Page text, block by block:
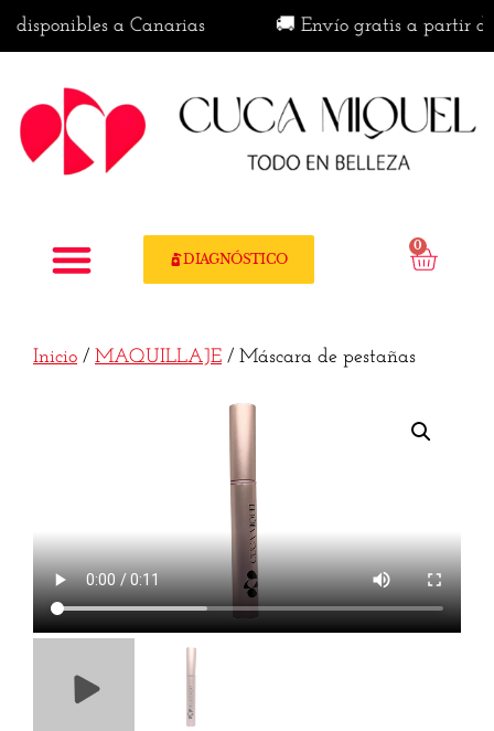
a Canarias 🚚 Envío gratis a partir de
DIAGNÓSTICO
0
Inicio / MAQUILLAJE / Máscara de pestañas